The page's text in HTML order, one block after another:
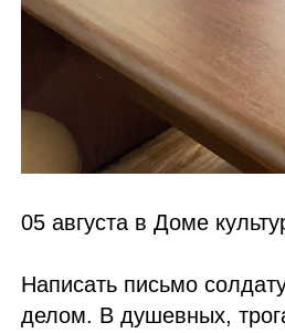
05 августа в Доме
Написать письмо
делом. В душевных,